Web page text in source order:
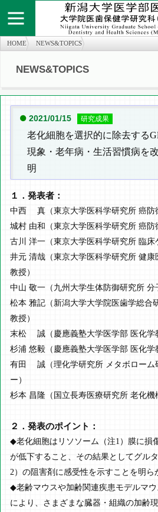
個人情報保護方針
HOME NEWS&TOPICS
NEWS&TOPICS
2021/01/15 研究成果
老化細胞を選択的に除去する
現象・老年病・生活習慣病を
明
１．発表者：
中西 真（東京大学医科学研究所 癌防
城村 由和（東京大学医科学研究所 癌防
古川 洋一（東京大学医科学研究所 臨床
井元 清哉（東京大学医科学研究所 健
教授）
中山 敬一（九州大学生体防御研究所 分
松本 雅記（新潟大学大学院医歯学総合
教授）
末松 誠（慶應義塾大学医学部 医化学
杉浦 悠毅（慶應義塾大学医学部 医化学
有田 誠（理化学研究所 メタボローム
ー）
杉本 昌隆（国立長寿医療研究所 老化機
２．発表のポイント：
◆老化細胞はリソソーム（注1）膜に損
が低下すること、その結果としてグル
2）の阻害剤に感受性を示すことを明ら
◆老齢マウスや加齢関連疾患モデルマ
により、さまざまな臓器・組織の加齢